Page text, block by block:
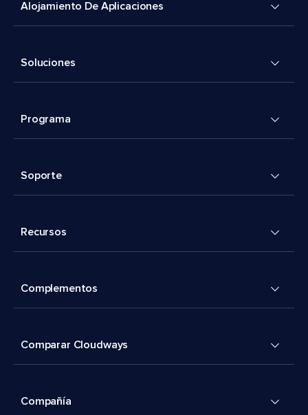
Alojamiento De Aplicaciones
Soluciones
Programa
Soporte
Recursos
Complementos
Comparar Cloudways
Compañía